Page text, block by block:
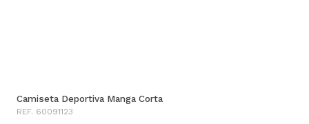
Camiseta Deportiva Manga Corta
REF. 60091123